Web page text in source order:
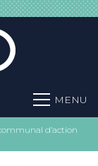
MENU
d’action